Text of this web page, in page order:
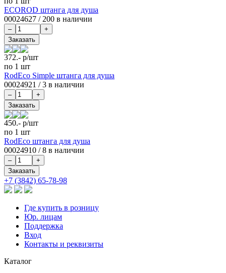
ECOROD штанга для душа
00024627 / 200 в наличии
372.- р/шт
по 1 шт
RodEco Simple штанга для душа
00024921 /3 в наличии
450.- р/шт
по 1 шт
RodEco штанга для душа
00024910 /8 в наличии
+7 (3842) 65-78-98
Где купить в розницу
Юр. лицам
Поддержка
Вход
Контакты и реквизиты
Каталог